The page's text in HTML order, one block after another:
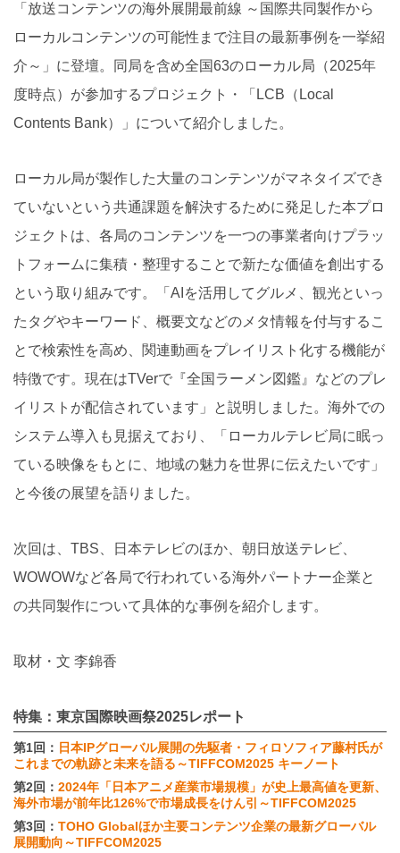
「放送コンテンツの海外展開最前線 ～国際共同製作から
ローカルコンテンツの可能性まで注目の最新事例を一挙紹
介～」に登壇。同局を含め全国63のローカル局（2025年
度時点）が参加するプロジェクト・「LCB（Local
Contents Bank）」について紹介しました。
ローカル局が製作した大量のコンテンツがマネタイズでき
ていないという共通課題を解決するために発足した本プロ
ジェクトは、各局のコンテンツを一つの事業者向けプラッ
トフォームに集積・整理することで新たな価値を創出する
という取り組みです。「AIを活用してグルメ、観光といっ
たタグやキーワード、概要文などのメタ情報を付与するこ
とで検索性を高め、関連動画をプレイリスト化する機能が
特徴です。現在はTVerで『全国ラーメン図鑑』などのプレ
イリストが配信されています」と説明しました。海外での
システム導入も見据えており、「ローカルテレビ局に眠っ
ている映像をもとに、地域の魅力を世界に伝えたいです」
と今後の展望を語りました。
次回は、TBS、日本テレビのほか、朝日放送テレビ、
WOWOWなど各局で行われている海外パートナー企業と
の共同製作について具体的な事例を紹介します。
取材・文 李錦香
特集：東京国際映画祭2025レポート
第1回： 日本IPグローバル展開の先駆者・フィロソフィア藤村氏が
これまでの軌跡と未来を語る～TIFFCOM2025 キーノート
第2回： 2024年「日本アニメ産業市場規模」が史上最高値を更新、
海外市場が前年比126%で市場成長をけん引～TIFFCOM2025
第3回： TOHO Globalほか主要コンテンツ企業の最新グローバル
展開動向～TIFFCOM2025